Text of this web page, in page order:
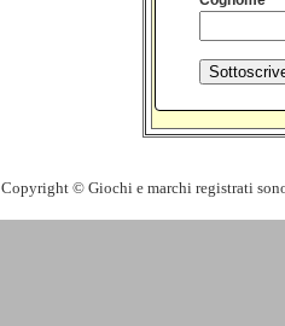
Copyright © Giochi e marchi registrati